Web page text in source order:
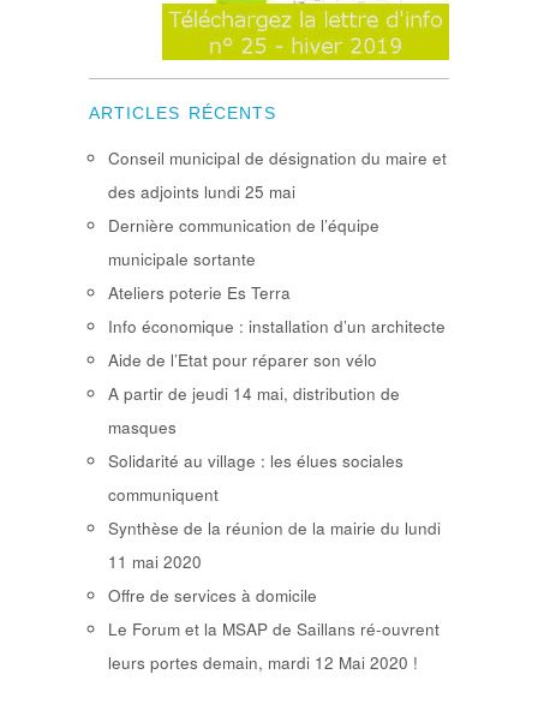
ARTICLES RÉCENTS
Conseil municipal de désignation du maire et
des adjoints lundi 25 mai
Dernière communication de l’équipe
municipale sortante
Ateliers poterie Es Terra
Info économique : installation d’un architecte
Aide de l’Etat pour réparer son vélo
A partir de jeudi 14 mai, distribution de
masques
Solidarité au village : les élues sociales
communiquent
Synthèse de la réunion de la mairie du lundi
11 mai 2020
Offre de services à domicile
Le Forum et la MSAP de Saillans ré-ouvrent
leurs portes demain, mardi 12 Mai 2020 !